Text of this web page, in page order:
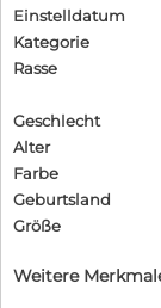
Einstelldatum
Kategorie
Rasse
Geschlecht
Alter
Farbe
Geburtsland
Größe
Weitere